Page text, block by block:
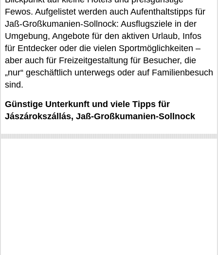
Fewos. Aufgelistet werden auch Aufenthaltstipps für
Jaß-Großkumanien-Sollnock: Ausflugsziele in der
Umgebung, Angebote für den aktiven Urlaub, Infos
für Entdecker oder die vielen Sportmöglichkeiten –
aber auch für Freizeitgestaltung für Besucher, die
„nur“ geschäftlich unterwegs oder auf Familienbesuch
sind.
Günstige Unterkunft und viele Tipps für
Jászárokszállás, Jaß-Großkumanien-Sollnock